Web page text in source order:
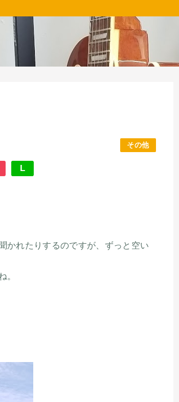
その他
L
かれたりするのですが、ずっと空い
。